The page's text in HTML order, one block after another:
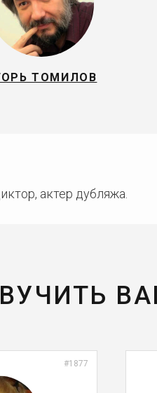
ТОМИЛОВ
актер дубляжа.
#1877